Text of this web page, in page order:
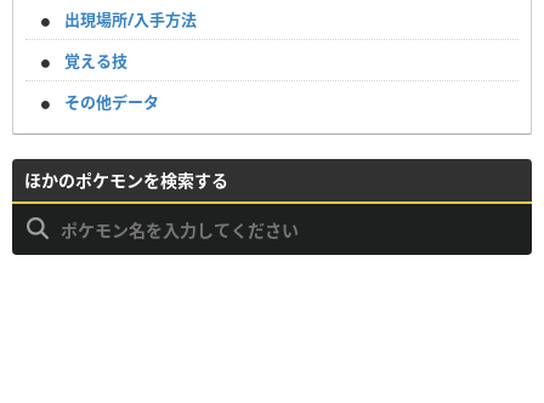
出現場所/入手方法
覚える技
その他データ
ほかのポケモンを検索する